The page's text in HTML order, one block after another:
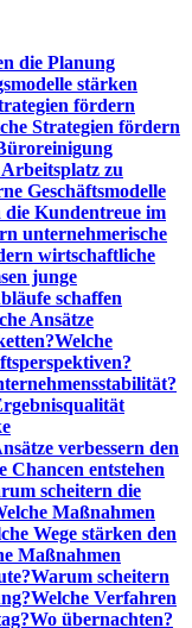
die Planung
stärken
fördern
Strategien fördern
zu
Geschäftsmodelle
die Kundentreue im
unternehmerische
wirtschaftliche
junge
schaffen
Ansätze
Welche
verbessern den
Chancen entstehen
scheitern die
Maßnahmen
Wege stärken den
Maßnahmen
Warum scheitern
Welche Verfahren
Wo übernachten?